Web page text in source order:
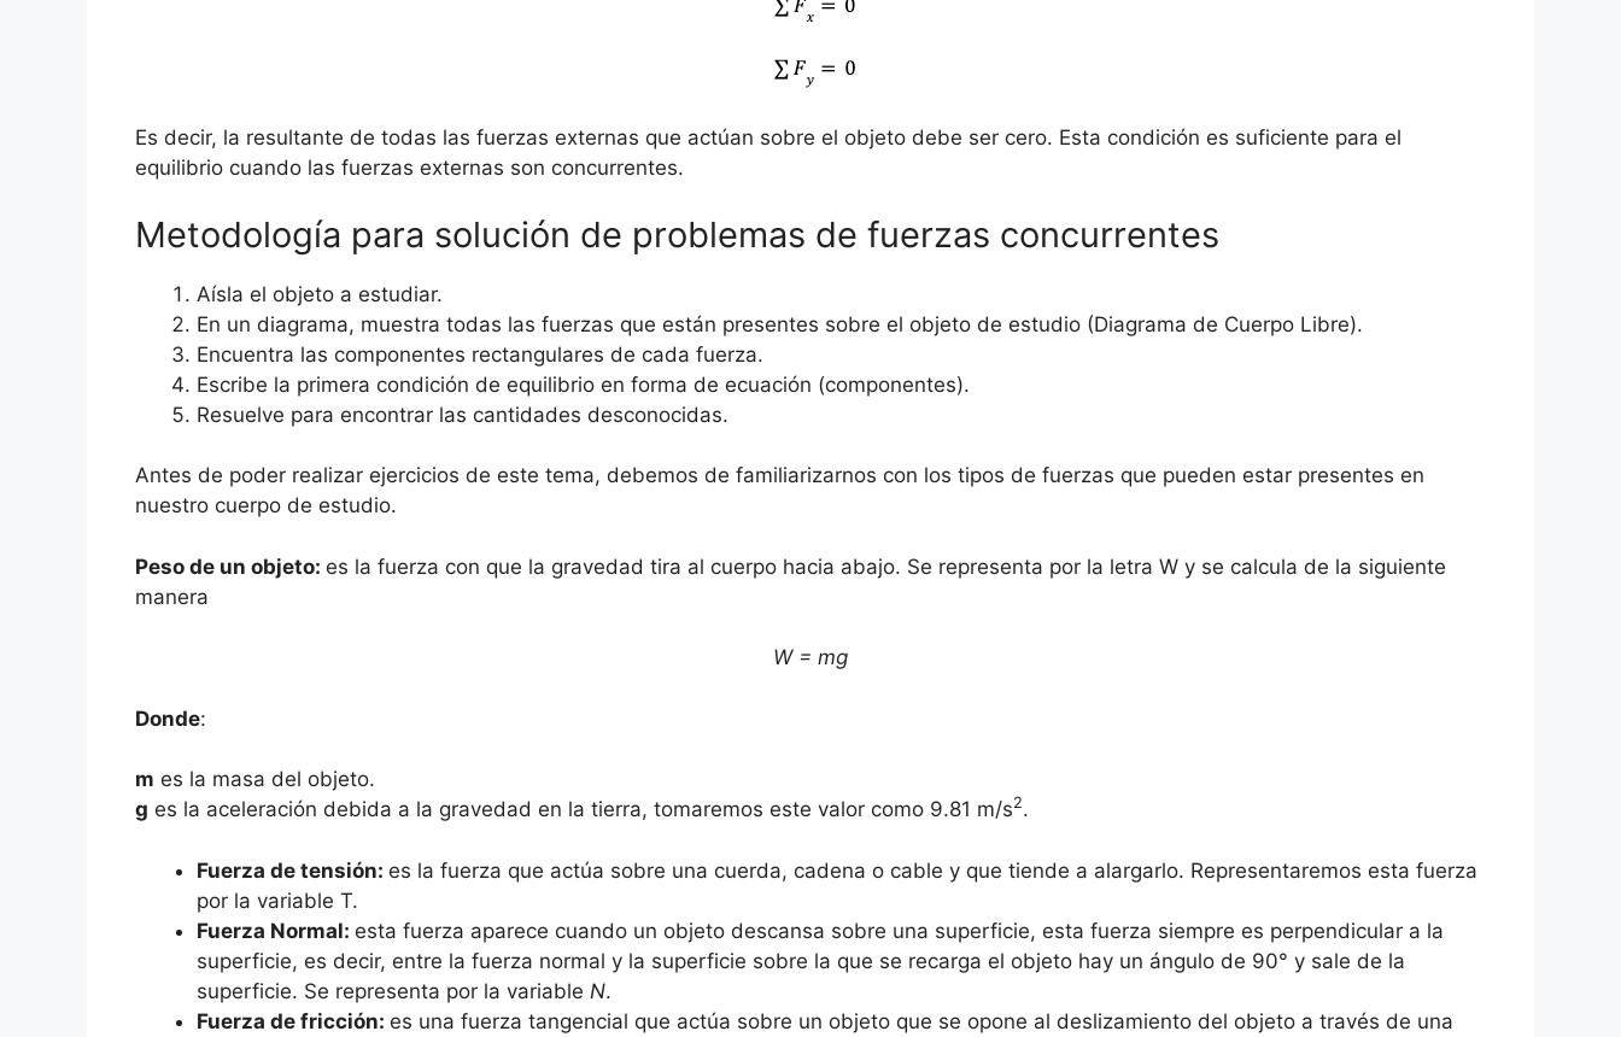
Es decir, la resultante de todas las fuerzas externas que actúan sobre el objeto debe ser cero. Esta condición es suficiente para el
equilibrio cuando las fuerzas externas son concurrentes.
Metodología para solución de problemas de fuerzas concurrentes
Aísla el objeto a estudiar.
En un diagrama, muestra todas las fuerzas que están presentes sobre el objeto de estudio (Diagrama de Cuerpo Libre).
Encuentra las componentes rectangulares de cada fuerza.
Escribe la primera condición de equilibrio en forma de ecuación (componentes).
Resuelve para encontrar las cantidades desconocidas.
Antes de poder realizar ejercicios de este tema, debemos de familiarizarnos con los tipos de fuerzas que pueden estar presentes en
nuestro cuerpo de estudio.
Peso de un objeto: es la fuerza con que la gravedad tira al cuerpo hacia abajo. Se representa por la letra W y se calcula de la siguiente
manera
W = mg
Donde:
m es la masa del objeto.
g es la aceleración debida a la gravedad en la tierra, tomaremos este valor como 9.81 m/s2.
Fuerza de tensión: es la fuerza que actúa sobre una cuerda, cadena o cable y que tiende a alargarlo. Representaremos esta fuerza
por la variable T.
Fuerza Normal: esta fuerza aparece cuando un objeto descansa sobre una superficie, esta fuerza siempre es perpendicular a la
superficie, es decir, entre la fuerza normal y la superficie sobre la que se recarga el objeto hay un ángulo de 90° y sale de la
superficie. Se representa por la variable N.
Fuerza de fricción: es una fuerza tangencial que actúa sobre un objeto que se opone al deslizamiento del objeto a través de una